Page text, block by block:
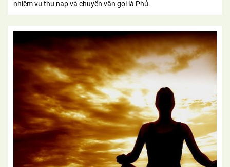
nhiệm vụ thu nạp và chuyển vận gọi là Phủ.